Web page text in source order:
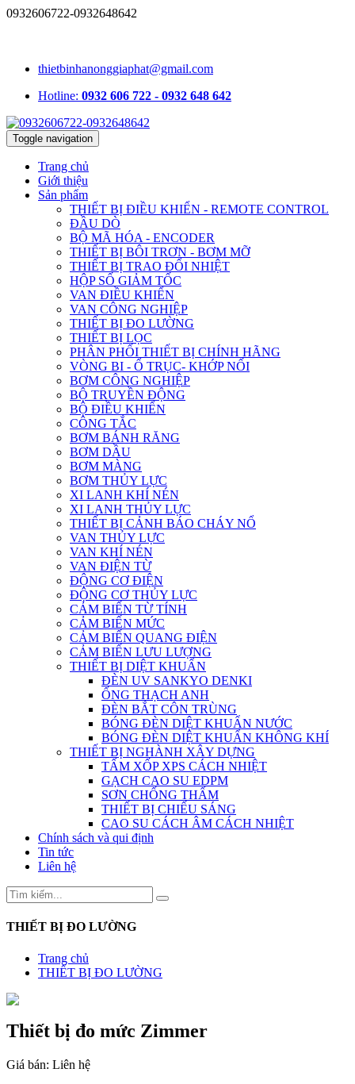
0932606722-0932648642
thietbinhanonggiaphat@gmail.com
Hotline: 0932 606 722 - 0932 648 642
Toggle navigation
Trang chủ
Giới thiệu
Sản phẩm
THIẾT BỊ ĐIỀU KHIỂN - REMOTE CONTROL
ĐẦU DÒ
BỘ MÃ HÓA - ENCODER
THIẾT BỊ BÔI TRƠN - BƠM MỠ
THIẾT BỊ TRAO ĐỔI NHIỆT
HỘP SỐ GIẢM TỐC
VAN ĐIỀU KHIỂN
VAN CÔNG NGHIỆP
THIẾT BỊ ĐO LƯỜNG
THIẾT BỊ LỌC
PHÂN PHỐI THIẾT BỊ CHÍNH HÃNG
VÒNG BI - Ổ TRỤC- KHỚP NỐI
BƠM CÔNG NGHIỆP
BỘ TRUYỀN ĐỘNG
BỘ ĐIỀU KHIỂN
CÔNG TẮC
BƠM BÁNH RĂNG
BƠM DẦU
BƠM MÀNG
BƠM THỦY LỰC
XI LANH KHÍ NÉN
XI LANH THỦY LỰC
THIẾT BỊ CẢNH BÁO CHÁY NỔ
VAN THỦY LỰC
VAN KHÍ NÉN
VAN ĐIỆN TỪ
ĐỘNG CƠ ĐIỆN
ĐỘNG CƠ THỦY LỰC
CẢM BIẾN TỪ TÍNH
CẢM BIẾN MỨC
CẢM BIẾN QUANG ĐIỆN
CẢM BIẾN LƯU LƯỢNG
THIẾT BỊ DIỆT KHUẨN
ĐÈN UV SANKYO DENKI
ỐNG THẠCH ANH
ĐÈN BẮT CÔN TRÙNG
BÓNG ĐÈN DIỆT KHUẨN NƯỚC
BÓNG ĐÈN DIỆT KHUẨN KHÔNG KHÍ
THIẾT BỊ NGHÀNH XÂY DỰNG
TẤM XỐP XPS CÁCH NHIỆT
GẠCH CAO SU EDPM
SƠN CHỐNG THẤM
THIẾT BỊ CHIẾU SÁNG
CAO SU CÁCH ÂM CÁCH NHIỆT
Chính sách và qui định
Tin tức
Liên hệ
THIẾT BỊ ĐO LƯỜNG
Trang chủ
THIẾT BỊ ĐO LƯỜNG
Thiết bị đo mức Zimmer
Giá bán: Liên hệ